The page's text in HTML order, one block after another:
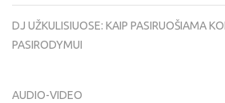
DJ UŽKULISIUOSE: KAIP PASIRUOŠIAMA
PASIRODYMUI
AUDIO-VIDEO